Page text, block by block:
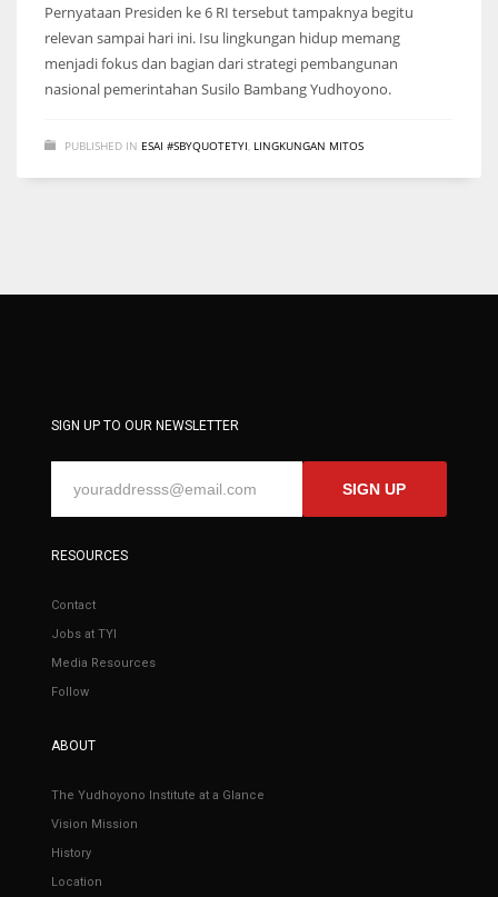
Pernyataan Presiden ke 6 RI tersebut tampaknya begitu
relevan sampai hari ini. Isu lingkungan hidup memang
menjadi fokus dan bagian dari strategi pembangunan
nasional pemerintahan Susilo Bambang Yudhoyono.
PUBLISHED IN ESAI #SBYQUOTETYI LINGKUNGAN MITOS
SIGN UP TO OUR NEWSLETTER
SIGN UP
RESOURCES
Contact
Jobs at TYI
Media Resources
Follow
ABOUT
The Yudhoyono Institute at a Glance
Vision Mission
History
Location